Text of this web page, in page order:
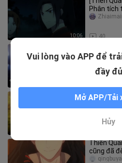
10:06
Phân tích
giấu được
40
tượng!
ngào<Fly
Thiên
cũng đã
Vui lòng vào APP để
đầy đủ
Mở APP/Tải
Hủy